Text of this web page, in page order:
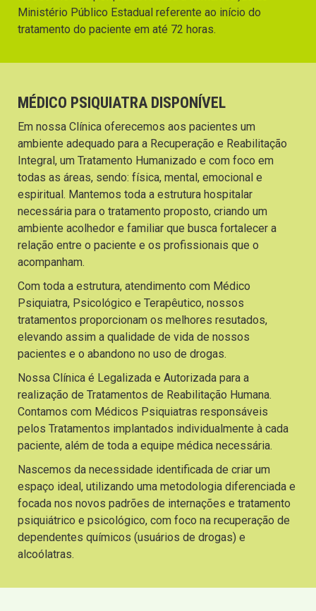
Ministério Público Estadual referente ao início do
tratamento do paciente em até 72 horas.
MÉDICO PSIQUIATRA DISPONÍVEL
Em nossa Clínica oferecemos aos pacientes um
ambiente adequado para a Recuperação e Reabilitação
Integral, um Tratamento Humanizado e com foco em
todas as áreas, sendo: física, mental, emocional e
espiritual. Mantemos toda a estrutura hospitalar
necessária para o tratamento proposto, criando um
ambiente acolhedor e familiar que busca fortalecer a
relação entre o paciente e os profissionais que o
acompanham.
Com toda a estrutura, atendimento com Médico
Psiquiatra, Psicológico e Terapêutico, nossos
tratamentos proporcionam os melhores resutados,
elevando assim a qualidade de vida de nossos
pacientes e o abandono no uso de drogas.
Nossa Clínica é Legalizada e Autorizada para a
realização de Tratamentos de Reabilitação Humana.
Contamos com Médicos Psiquiatras responsáveis
pelos Tratamentos implantados individualmente à cada
paciente, além de toda a equipe médica necessária.
Nascemos da necessidade identificada de criar um
espaço ideal, utilizando uma metodologia diferenciada e
focada nos novos padrões de internações e tratamento
psiquiátrico e psicológico, com foco na recuperação de
dependentes químicos (usuários de drogas) e
alcoólatras.